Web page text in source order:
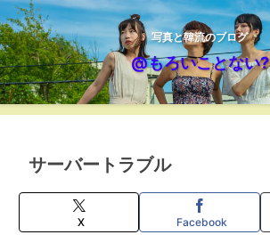
写真と韓流のブログ
@もろいことない?
サーバートラブル
X Facebook